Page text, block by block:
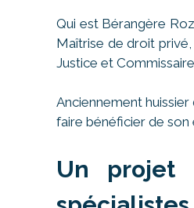
Qui est Bérangère
Maîtrise de droit
Justice et
Anciennement
faire bénéficier de
Un projet